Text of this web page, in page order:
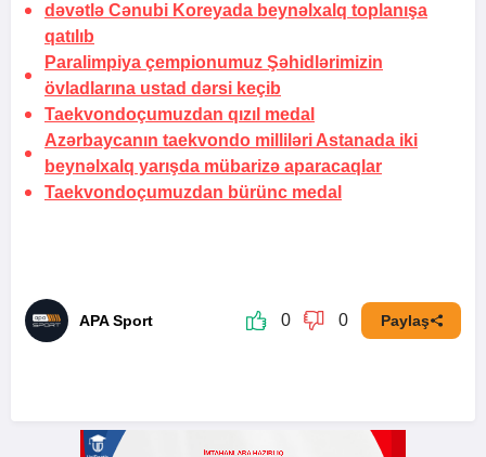
dəvətlə Cənubi Koreyada beynəlxalq toplanışa
qatılıb
Paralimpiya çempionumuz Şəhidlərimizin
övladlarına ustad dərsi keçib
Taekvondoçumuzdan qızıl medal
Azərbaycanın taekvondo milliləri Astanada iki
beynəlxalq yarışda mübarizə aparacaqlar
Taekvondoçumuzdan bürünc medal
APA Sport 0 0 Paylaş